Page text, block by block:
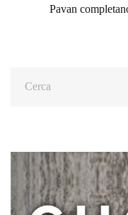
Pavan